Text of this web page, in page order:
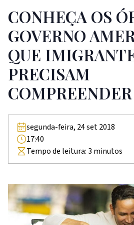
CONHEÇA OS
GOVERNO
QUE
PRECISAM
COMPREENDER
segunda-feira, 24 set 2018
17:40
Tempo de leitura:3 minutos